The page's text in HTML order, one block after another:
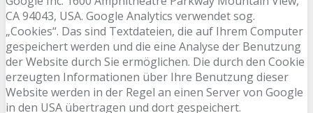
CA 94043, USA. Google Analytics verwendet sog.
„Cookies“. Das sind Textdateien, die auf Ihrem Computer
gespeichert werden und die eine Analyse der Benutzung
der Website durch Sie ermöglichen. Die durch den Cookie
erzeugten Informationen über Ihre Benutzung dieser
Website werden in der Regel an einen Server von Google
in den USA übertragen und dort gespeichert.